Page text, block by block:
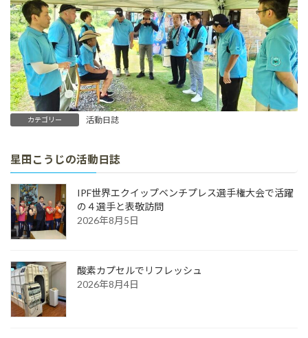
カテゴリー 活動日誌
星田こうじの活動日誌
IPF世界エクイップベンチプレス選手権大会で活躍
の４選手と表敬訪問
2026年8月5日
酸素カプセルでリフレッシュ
2026年8月4日